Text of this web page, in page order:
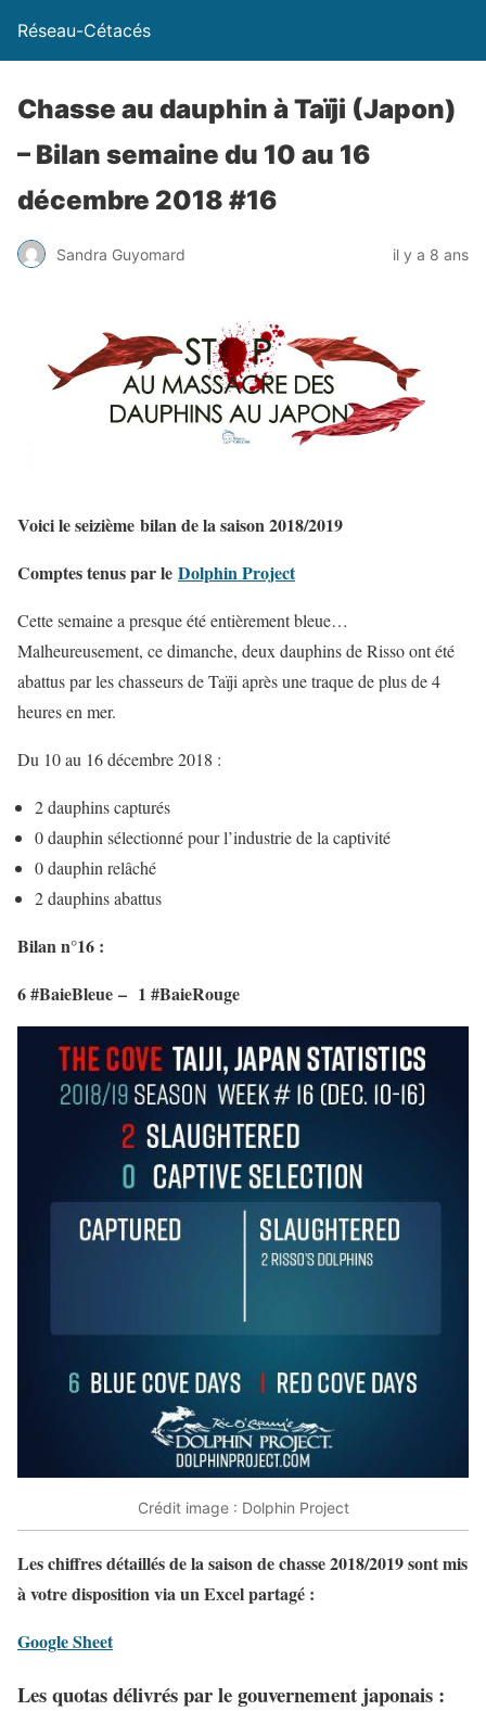
Réseau-Cétacés
Chasse au dauphin à Taïji (Japon)
– Bilan semaine du 10 au 16
décembre 2018 #16
Sandra Guyomard il y a 8 ans
Voici le seizième bilan de la saison 2018/2019
Comptes tenus par le Dolphin Project
Cette semaine a presque été entièrement bleue…
Malheureusement, ce dimanche, deux dauphins de Risso ont été
abattus par les chasseurs de Taïji après une traque de plus de 4
heures en mer.
Du 10 au 16 décembre 2018 :
2 dauphins capturés
0 dauphin sélectionné pour l’industrie de la captivité
0 dauphin relâché
2 dauphins abattus
Bilan n°16 :
6 #BaieBleue – 1 #BaieRouge
Crédit image : Dolphin Project
Les chiffres détaillés de la saison de chasse 2018/2019 sont mis
à votre disposition via un Excel partagé :
Google Sheet
Les quotas délivrés par le gouvernement japonais :